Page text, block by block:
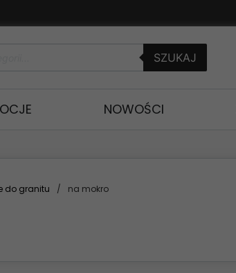
SZUKAJ
NOWOŚCI
do granitu / na mokro